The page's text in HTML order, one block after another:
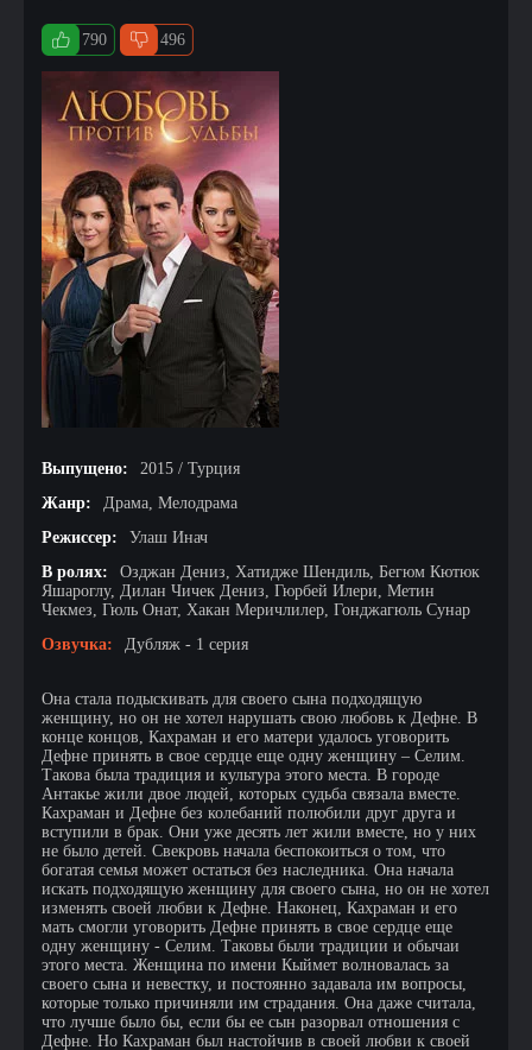
790 496
Выпущено:
2015 / Турция
Жанр:
Драма, Мелодрама
Режиссер:
Улаш Инач
В ролях:
Озджан Дениз, Хатидже Шендиль, Бегюм Кютюк
Яшароглу, Дилан Чичек Дениз, Гюрбей Илери, Метин
Чекмез, Гюль Онат, Хакан Меричлилер, Гонджагюль Сунар
Озвучка:
Дубляж - 1 серия
Она стала подыскивать для своего сына подходящую
женщину, но он не хотел нарушать свою любовь к Дефне. В
конце концов, Кахраман и его матери удалось уговорить
Дефне принять в свое сердце еще одну женщину – Селим.
Такова была традиция и культура этого места. В городе
Антакье жили двое людей, которых судьба связала вместе.
Кахраман и Дефне без колебаний полюбили друг друга и
вступили в брак. Они уже десять лет жили вместе, но у них
не было детей. Свекровь начала беспокоиться о том, что
богатая семья может остаться без наследника. Она начала
искать подходящую женщину для своего сына, но он не хотел
изменять своей любви к Дефне. Наконец, Кахраман и его
мать смогли уговорить Дефне принять в свое сердце еще
одну женщину - Селим. Таковы были традиции и обычаи
этого места. Женщина по имени Кыймет волновалась за
своего сына и невестку, и постоянно задавала им вопросы,
которые только причиняли им страдания. Она даже считала,
что лучше было бы, если бы ее сын разорвал отношения с
Дефне. Но Кахраман был настойчив в своей любви к своей